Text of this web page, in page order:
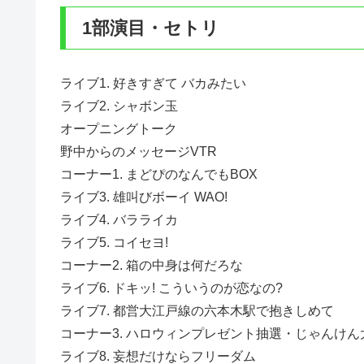
1部演目・セトリ
ライブ1. 好きすぎて バカみたい
ライブ2. シャボン玉
オープニングトーク
野中からのメッセージVTR
コーナー1. まどぴのなんでもBOX
ライブ3. 雄叫びボーイ WAO!
ライブ4. バラライカ
ライブ5. コイセヨ!
コーナー2. 箱の中身は何だろな
ライブ6. ドキッ! こういうのが恋なの?
ライブ7. 都営大江戸線の六本木駅で抱きしめて
コーナー3. ハロウィンプレゼント抽選・じゃんけん
ライブ8. 妄想だけならフリーダム